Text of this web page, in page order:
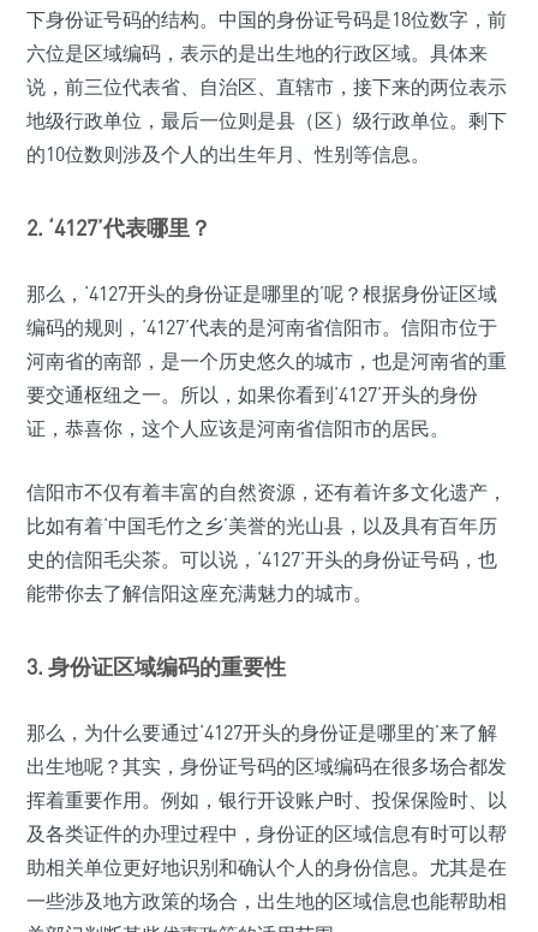
下身份证号码的结构。中国的身份证号码是18位数字，前
六位是区域编码，表示的是出生地的行政区域。具体来
说，前三位代表省、自治区、直辖市，接下来的两位表示
地级行政单位，最后一位则是县（区）级行政单位。剩下
的10位数则涉及个人的出生年月、性别等信息。
2. ‘4127’代表哪里？
那么，‘4127开头的身份证是哪里的’呢？根据身份证区域
编码的规则，‘4127’代表的是河南省信阳市。信阳市位于
河南省的南部，是一个历史悠久的城市，也是河南省的重
要交通枢纽之一。所以，如果你看到‘4127’开头的身份
证，恭喜你，这个人应该是河南省信阳市的居民。
信阳市不仅有着丰富的自然资源，还有着许多文化遗产，
比如有着‘中国毛竹之乡’美誉的光山县，以及具有百年历
史的信阳毛尖茶。可以说，‘4127’开头的身份证号码，也
能带你去了解信阳这座充满魅力的城市。
3. 身份证区域编码的重要性
那么，为什么要通过‘4127开头的身份证是哪里的’来了解
出生地呢？其实，身份证号码的区域编码在很多场合都发
挥着重要作用。例如，银行开设账户时、投保保险时、以
及各类证件的办理过程中，身份证的区域信息有时可以帮
助相关单位更好地识别和确认个人的身份信息。尤其是在
一些涉及地方政策的场合，出生地的区域信息也能帮助相